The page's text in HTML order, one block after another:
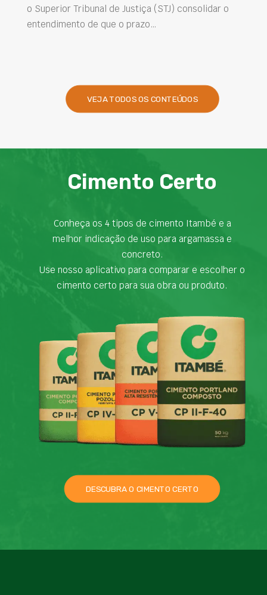
de Justiça (STJ) consolidar o
de que o prazo…
intervenções
VEJA TODOS OS CONTEÚDOS
Cimento Certo
Conheça os 4 tipos de cimento Itambé e a
melhor indicação de uso para argamassa e
concreto.
Use nosso aplicativo para comparar e escolher o
cimento certo para sua obra ou produto.
DESCUBRA O CIMENTO CERTO